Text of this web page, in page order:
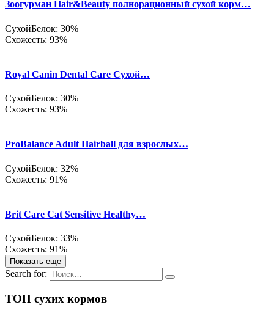
Зоогурман Hair&Beauty полнорационный сухой корм…
СухойБелок: 30%
Схожесть: 93%
Royal Canin Dental Care Сухой…
СухойБелок: 30%
Схожесть: 93%
ProBalance Adult Hairball для взрослых…
СухойБелок: 32%
Схожесть: 91%
Brit Care Cat Sensitive Healthy…
СухойБелок: 33%
Схожесть: 91%
Показать еще
Search for:
ТОП сухих кормов